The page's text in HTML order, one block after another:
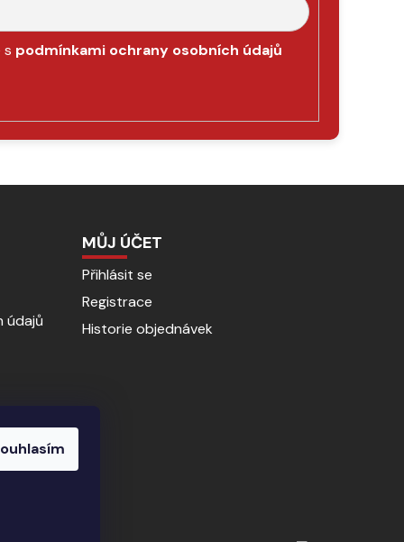
s podmínkami ochrany osobních údajů
údajů
MŮJ ÚČET
Přihlásit se
Registrace
Historie objednávek